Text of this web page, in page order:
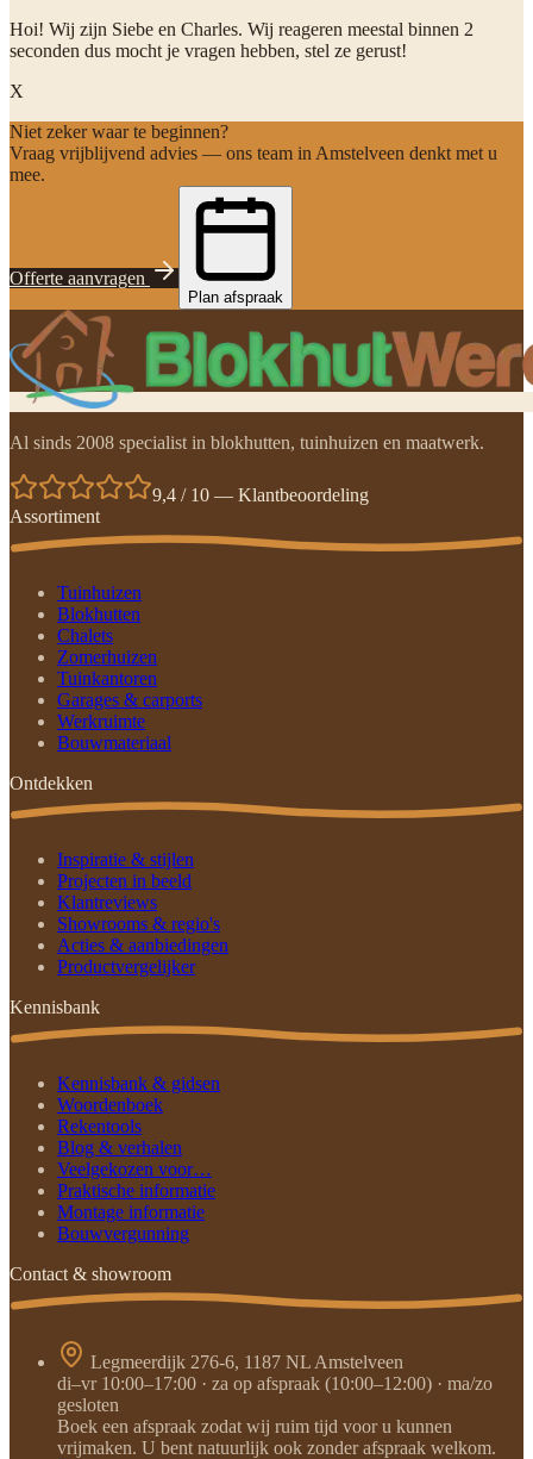
Hoi! Wij zijn Siebe en Charles. Wij reageren meestal binnen 2
seconden dus mocht je vragen hebben, stel ze gerust!
X
Niet zeker waar te beginnen?
Vraag vrijblijvend advies — ons team in Amstelveen denkt met u
mee.
Offerte aanvragen
Plan afspraak
Al sinds 2008 specialist in blokhutten, tuinhuizen en maatwerk.
9,4 / 10 — Klantbeoordeling
Assortiment
Tuinhuizen
Blokhutten
Chalets
Zomerhuizen
Tuinkantoren
Garages & carports
Werkruimte
Bouwmateriaal
Ontdekken
Inspiratie & stijlen
Projecten in beeld
Klantreviews
Showrooms & regio's
Acties & aanbiedingen
Productvergelijker
Kennisbank
Kennisbank & gidsen
Woordenboek
Rekentools
Blog & verhalen
Veelgekozen voor…
Praktische informatie
Montage informatie
Bouwvergunning
Contact & showroom
Legmeerdijk 276-6, 1187 NL Amstelveen
di–vr 10:00–17:00 · za op afspraak (10:00–12:00) · ma/zo
gesloten
Boek een afspraak zodat wij ruim tijd voor u kunnen
vrijmaken. U bent natuurlijk ook zonder afspraak welkom.